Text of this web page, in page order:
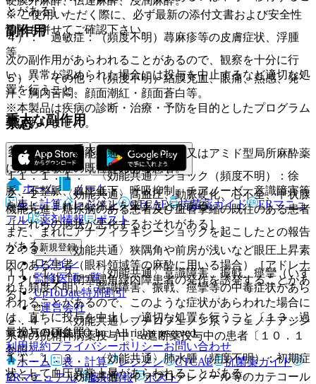
とがある］。
４）． 過敏症：（頻度不明）蕁麻疹等の皮膚症状、浮腫
等。
５）． その他：（頻度不明）結膜充血、眼痛、熱感、発
汗、胸内苦悶、顔面潮紅・顔面蒼白等。
禁忌
２．１． 〈効能共通〉本剤の成分又はアミド型局所麻酔薬
に対し過敏症の既往歴のある患者。
２．２． 〈効能共通〉高血圧、動脈硬化、心不全、甲状腺
機能亢進、糖尿病のある患者及び血管攣縮の既往のある患者
［これらの病状が悪化するおそれがある］。
２．３． 〈効能共通〉狭隅角や前房が浅いなど眼圧上昇素
因のある患者（眼科領域等の麻酔に用いる場合）［アドレナ
リンにより、閉塞隅角緑内障患者の発作を誘発することがあ
る］。
２．４． 〈効能共通〉ブチロフェノン系・フェノチアジン
系等の抗精神病薬投与中、α遮断薬投与中の患者〔１０．１
参照〕。
２．５． 〈効能共通〉イソプロテレノール等のカテコール
副作用
次の副作用があらわれることがあるので、観察を十分に行
い、異常が認められた場合には投与を中止するなど適切な処
置を行うこと。
重大な副作用
１１．１． 重大な副作用
１１．１．１． 〈効能共通〉ショック（頻度不明）：徐
脈、不整脈、血圧低下、呼吸抑制、チアノーゼ、意識障害等
を生じ、まれに心停止を来すことがある。
また、まれにアナフィラキシーショックを起こしたとの報告
がある。
１１．１．２． 〈効能共通〉意識障害、振戦、痙攣（いず
れも頻度不明）：意識障害、振戦、痙攣等の中毒症状があら
われることがあるので、このような症状があらわれた場合に
は、直ちに投与を中止し、適切な処置を行うこと〔１３．過
量投与の項参照〕。
１１．１．３． 〈効能共通〉肺水腫（頻度不明）：初期症
状として血圧異常上昇があらわれることがある。
※ ご使用いただく際に、必ず最新の添付文書および安全性
情報も併せてご確認下さい。
※本製品は疾病の診断・治療・予防を目的としたプログラム
ではありません。
ホーム
ノート
表・計算
レジメン CTCAE 抗菌薬ガイド
ERマニュ
アル
薬剤情報 ポスト
新規登録
ログイン
監修医師一覧
UpToDate特別割引
運営会社
© 2021 HOKUTO Inc. All rights reserved.
利用規約プライバシーポリシーお問い合わせ
ホーム
表・計算 レジメン CTCAE
抗菌薬ガイド
ERマニュアル
薬剤情報 ポスト